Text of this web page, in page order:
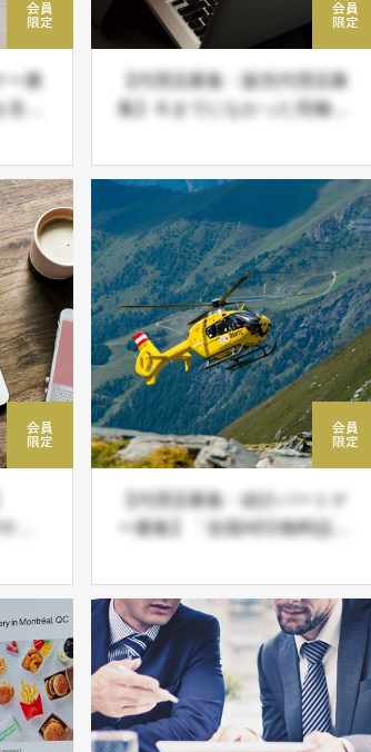
ー募
い可
ー
【代理店募集・販売代理店募
集】今までになかった究極の
年に始めるならこれ！
ー
【代理店募集・紹介パートナ
ー募集】「全国AED無料設
紹介パートナー募集